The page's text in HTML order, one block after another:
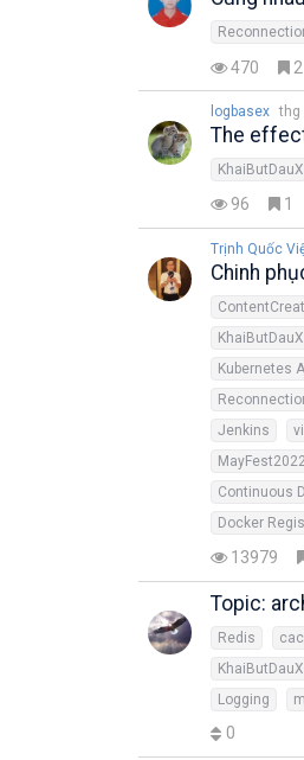
470 2
logbasex thg
The
96 1
Trịnh Quốc
Chinh
Kubernetes
Jenkins
Continuous
Docker
13979
Topic:
Redis
Logging
0